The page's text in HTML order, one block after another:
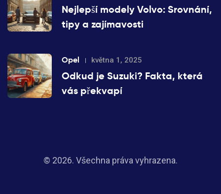
Nejlepší modely Volvo: Srovnání,
tipy a zajímavosti
Opel května 1, 2025
Odkud je Suzuki? Fakta, která
vás překvapí
© 2026. Všechna práva vyhrazena.